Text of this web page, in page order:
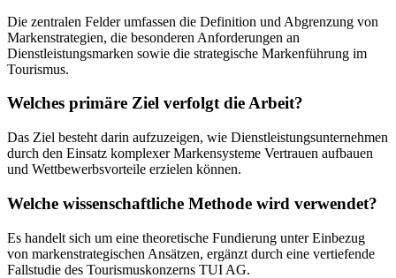
Die zentralen Felder umfassen die Definition und Abgrenzung von
Markenstrategien, die besonderen Anforderungen an
Dienstleistungsmarken sowie die strategische Markenführung im
Tourismus.
Welches primäre Ziel verfolgt die Arbeit?
Das Ziel besteht darin aufzuzeigen, wie Dienstleistungsunternehmen
durch den Einsatz komplexer Markensysteme Vertrauen aufbauen
und Wettbewerbsvorteile erzielen können.
Welche wissenschaftliche Methode wird verwendet?
Es handelt sich um eine theoretische Fundierung unter Einbezug
von markenstrategischen Ansätzen, ergänzt durch eine vertiefende
Fallstudie des Tourismuskonzerns TUI AG.